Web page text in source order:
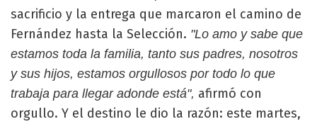
sacrificio y la entrega que marcaron el camino de
Fernández hasta la Selección. "Lo amo y sabe que
estamos toda la familia, tanto sus padres, nosotros
y sus hijos, estamos orgullosos por todo lo que
trabaja para llegar adonde está", afirmó con
orgullo. Y el destino le dio la razón: este martes,